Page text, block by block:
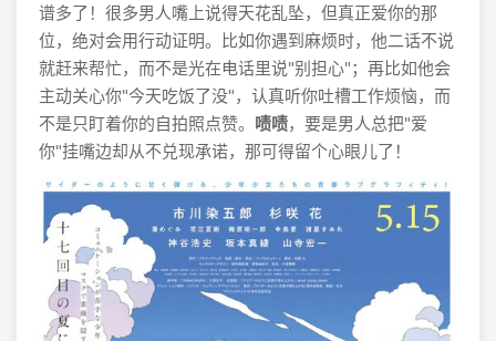
谱多了！很多男人嘴上说得天花乱坠，但真正爱你的那
位，绝对会用行动证明。比如你遇到麻烦时，他二话不说
就赶来帮忙，而不是光在电话里说"别担心"；再比如他会
主动关心你"今天吃饭了没"，认真听你吐槽工作烦恼，而
不是只盯着你的自拍照点赞。 啧啧，要是男人总把"爱
你"挂嘴边却从不兑现承诺，那可得留个心眼儿了！